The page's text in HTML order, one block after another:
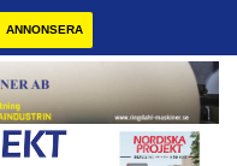
ANNONSERA